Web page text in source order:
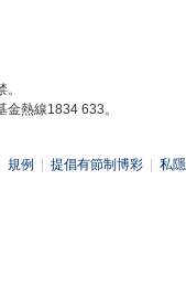
熱線1834 633。
規例 提倡有節制博彩 私